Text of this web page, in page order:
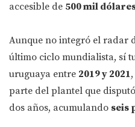
accesible de 500 mil
Aunque no integró el radar
último ciclo mundialista, sí
uruguaya entre 2019 y 2021
parte del plantel que
dos años, acumulando seis